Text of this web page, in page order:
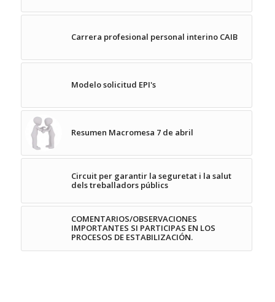
Carrera profesional personal interino CAIB
Modelo solicitud EPI's
Resumen Macromesa 7 de abril
Circuit per garantir la seguretat i la salut
dels treballadors públics
COMENTARIOS/OBSERVACIONES
IMPORTANTES SI PARTICIPAS EN LOS
PROCESOS DE ESTABILIZACIÓN.